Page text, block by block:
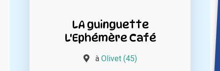
LA guinguette
L'Ephémère Café
à Olivet (45)